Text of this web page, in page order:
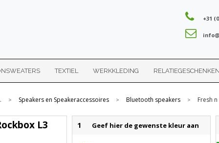
+31
TEXTIEL WERKKLEDING
> Speakers en Speakeraccessoires > Bluetooth speakers > Fresh
1 Geef hier de gewenste kleur aan
L3